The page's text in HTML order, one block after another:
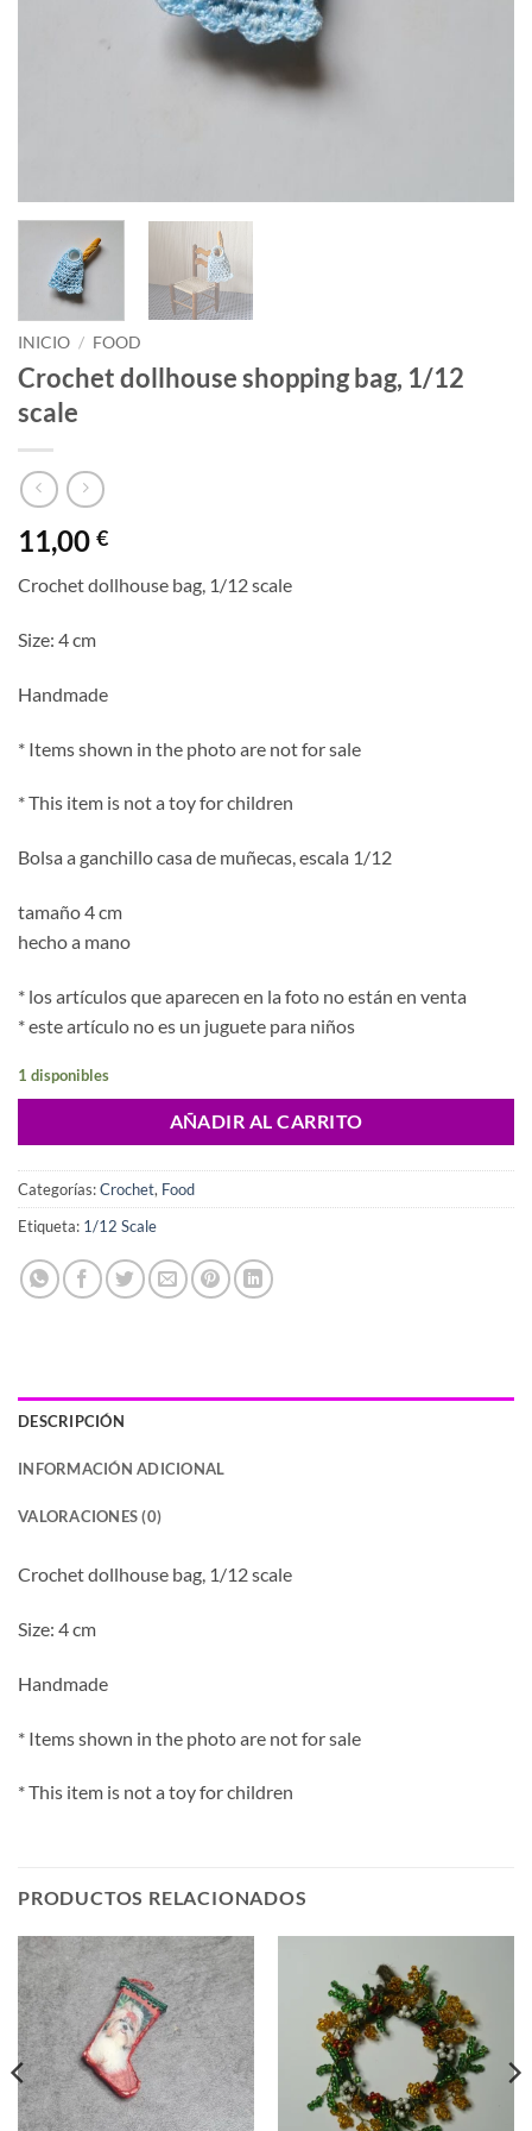
INICIO / FOOD
Crochet dollhouse shopping bag, 1/12
scale
11,00 €
Crochet dollhouse bag, 1/12 scale
Size: 4 cm
Handmade
* Items shown in the photo are not for sale
* This item is not a toy for children
Bolsa a ganchillo casa de muñecas, escala 1/12
tamaño 4 cm
hecho a mano
* los artículos que aparecen en la foto no están en venta
* este artículo no es un juguete para niños
1 disponibles
AÑADIR AL CARRITO
Categorías:Crochet, Food
Etiqueta: 1/12 Scale
DESCRIPCIÓN
INFORMACIÓN ADICIONAL
VALORACIONES (0)
Crochet dollhouse bag, 1/12 scale
Size: 4 cm
Handmade
* Items shown in the photo are not for sale
* This item is not a toy for children
PRODUCTOS RELACIONADOS